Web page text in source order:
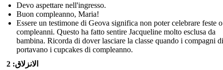
Devo aspettare nell'ingresso.
Buon compleanno, Maria!
Essere un testimone di Geova significa non poter celebrare feste o
compleanni. Questo ha fatto sentire Jacqueline molto esclusa da
bambina. Ricorda di dover lasciare la classe quando i compagni
portavano i cupcakes di compleanno.
الانزلاق: 2